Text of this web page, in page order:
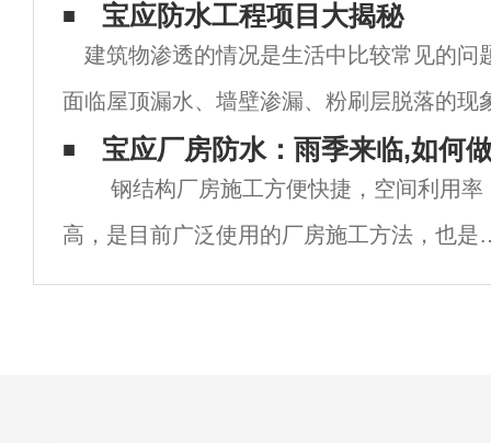
室防水施工㎜厚。1.宝应地下室防水工程的
地基及结构验收合格后施工。2. 宝应地下室
宝应防水工程项目大揭秘
建筑物渗透的情况是生活中比较常见的问
面临屋顶漏水、墙壁渗漏、粉刷层脱落的现
渗漏的地方会潮湿导致发霉变味，墙面还会
落。这严重影响了我们的生活。 &nb
宝应厂房防水：雨季来临,如何
钢结构厂房施工方便快捷，空间利用率
高，是目前广泛使用的厂房施工方法，也是
多企业必选的厂房类型。但钢结构厂房也需